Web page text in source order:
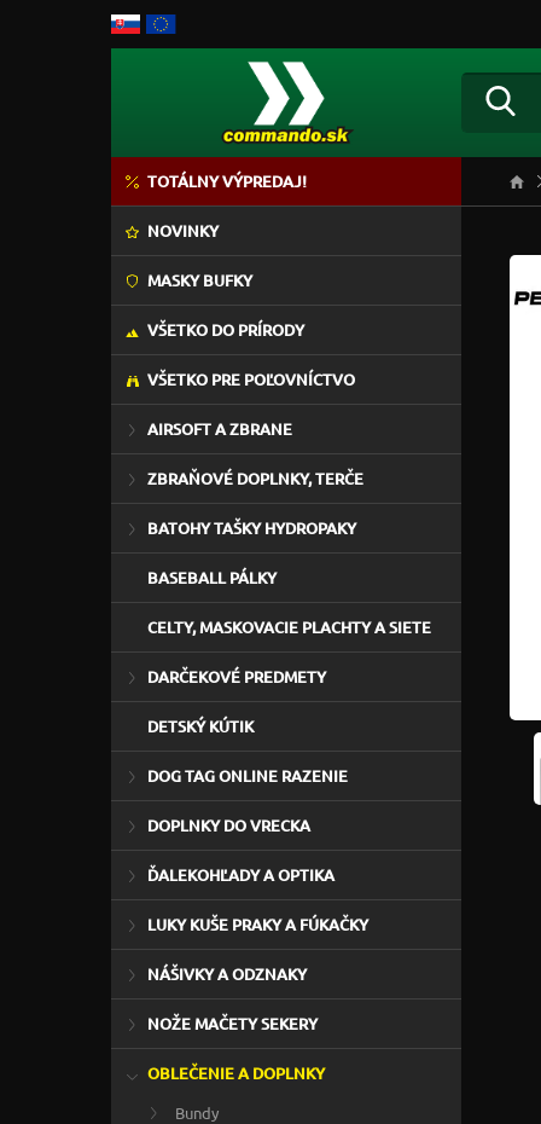
TOTÁLNY VÝPREDAJ!
NOVINKY
MASKY BUFKY
VŠETKO DO PRÍRODY
VŠETKO PRE POĽOVNÍCTVO
AIRSOFT A ZBRANE
ZBRAŇOVÉ DOPLNKY, TERČE
BATOHY TAŠKY HYDROPAKY
BASEBALL PÁLKY
CELTY, MASKOVACIE PLACHTY A SIETE
DARČEKOVÉ PREDMETY
DETSKÝ KÚTIK
DOG TAG ONLINE RAZENIE
DOPLNKY DO VRECKA
ĎALEKOHĽADY A OPTIKA
LUKY KUŠE PRAKY A FÚKAČKY
NÁŠIVKY A ODZNAKY
NOŽE MAČETY SEKERY
OBLEČENIE A DOPLNKY
Bundy